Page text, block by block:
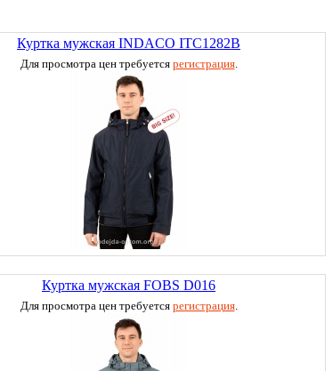
Куртка мужская INDACO ITC1282B
Для просмотра цен требуется регистрация.
Куртка мужская FOBS D016
Для просмотра цен требуется регистрация.